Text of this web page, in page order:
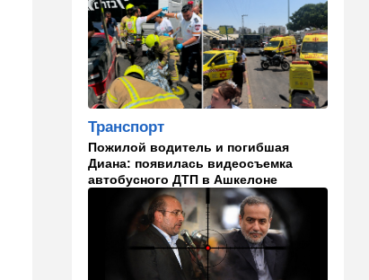
20:40 В мире
"Мы вам не рады": в Греции
агрессивно встретили
круизный лайнер с
израильскими туристами
19:59 В мире
Несмотря ни на какие угрозы
Мамдани: Нетаниягу снова
собирается в Нью-Йорк
Здоровье
Исследование ООН:
детского голода в Газе нет и
Транспорт
Пожилой водитель и погибшая
Диана: появилась видеосъемка
автобусного ДТП в Ашкелоне